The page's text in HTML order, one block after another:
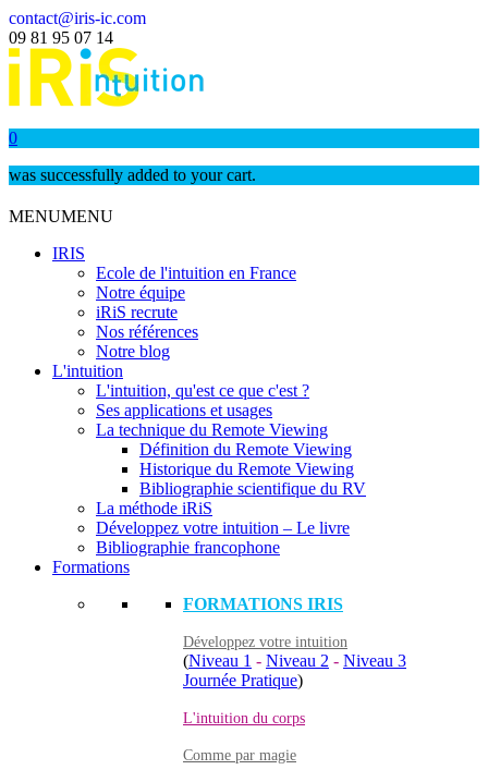
contact@iris-ic.com
09 81 95 07 14
0
was successfully added to your cart.
MENUMENU
IRIS
Ecole de l'intuition en France
Notre équipe
iRiS recrute
Nos références
Notre blog
L'intuition
L'intuition, qu'est ce que c'est ?
Ses applications et usages
La technique du Remote Viewing
Définition du Remote Viewing
Historique du Remote Viewing
Bibliographie scientifique du RV
La méthode iRiS
Développez votre intuition – Le livre
Bibliographie francophone
Formations
FORMATIONS IRIS
Développez votre intuition
(Niveau 1 - Niveau 2 - Niveau 3
Journée Pratique)
L'intuition du corps
Comme par magie